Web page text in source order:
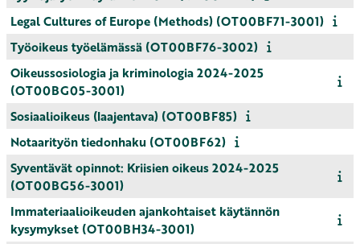
Legal Cultures of Europe (Methods) (OT00BF71-3001)
Työoikeus työelämässä (OT00BF76-3002)
Oikeussosiologia ja kriminologia 2024-2025
(OT00BG05-3001)
Sosiaalioikeus (laajentava) (OT00BF85)
Notaarityön tiedonhaku (OT00BF62)
Syventävät opinnot: Kriisien oikeus 2024-2025
(OT00BG56-3001)
Immateriaalioikeuden ajankohtaiset käytännön
kysymykset (OT00BH34-3001)